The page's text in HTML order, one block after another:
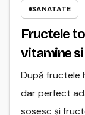
SANATATE
Fructele
vitamine
După fructele
dar perfect
sosesc şi